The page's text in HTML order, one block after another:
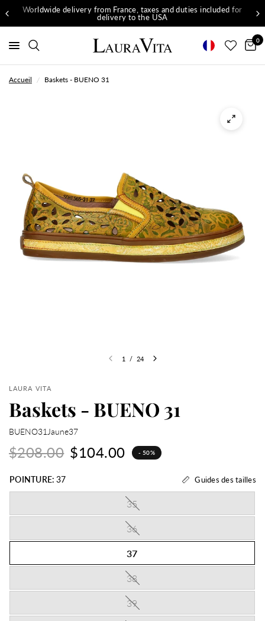
Worldwide delivery from France, taxes and duties included for
delivery to the USA
0
Accueil / Baskets - BUENO 31
1 / 24
LAURA VITA
Baskets - BUENO 31
BUENO31Jaune37
$208.00 $104.00 - 50%
POINTURE: 37 Guides des tailles
35
36
37
38
39